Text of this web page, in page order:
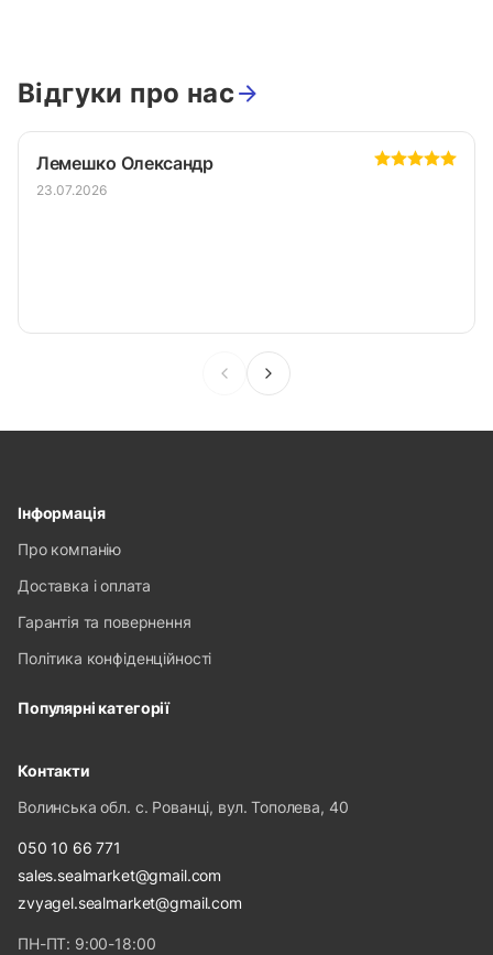
Відгуки про нас
Лемешко Олександр
23.07.2026
Інформація
Про компанію
Доставка і оплата
Гарантія та повернення
Політика конфіденційності
Популярні категорії
Контакти
Волинська обл. с. Рованці, вул. Тополева, 40
050 10 66 771
sales.sealmarket@gmail.com
zvyagel.sealmarket@gmail.com
ПН-ПТ: 9:00-18:00